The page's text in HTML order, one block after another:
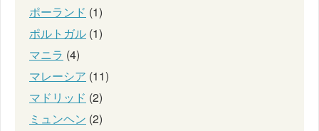
ポーランド (1)
ポルトガル (1)
マニラ (4)
マレーシア (11)
マドリッド (2)
ミュンヘン (2)